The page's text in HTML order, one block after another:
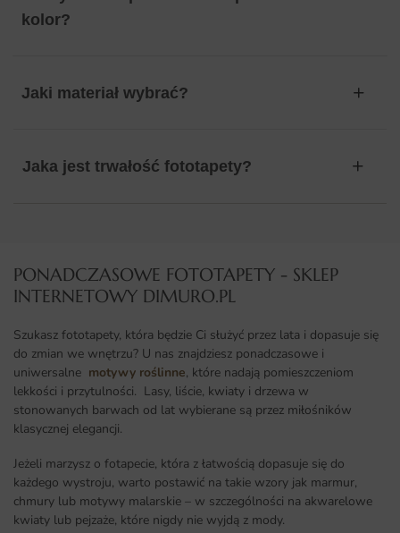
kolor?
Jaki materiał wybrać?
Jaka jest trwałość fototapety?
PONADCZASOWE FOTOTAPETY - SKLEP
INTERNETOWY DIMURO.PL​
Szukasz fototapety, która będzie Ci służyć przez lata i dopasuje się
do zmian we wnętrzu? U nas znajdziesz ponadczasowe i
uniwersalne motywy roślinne, które nadają pomieszczeniom
lekkości i przytulności. Lasy, liście, kwiaty i drzewa w
stonowanych barwach od lat wybierane są przez miłośników
klasycznej elegancji.
Jeżeli marzysz o fotapecie, która z łatwością dopasuje się do
każdego wystroju, warto postawić na takie wzory jak marmur,
chmury lub motywy malarskie – w szczególności na akwarelowe
kwiaty lub pejzaże, które nigdy nie wyjdą z mody.